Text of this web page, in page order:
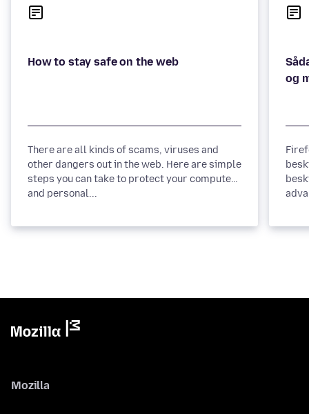
How to stay safe on the web
There are all kinds of scams, viruses and
other dangers out in the web. Here are simple
steps you can take to protect your computer
and personal...
Mozilla